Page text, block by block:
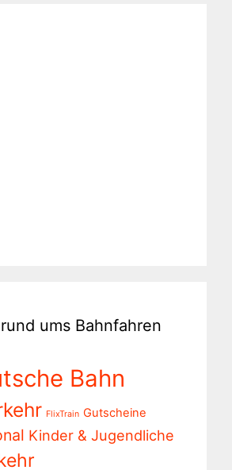
ums Bahnfahren
Bahn
FlixTrain Gutscheine
Kinder & Jugendliche